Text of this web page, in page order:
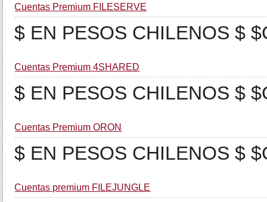
Cuentas Premium FILESERVE
$ EN PESOS CHILENOS $
Cuentas Premium 4SHARED
$ EN PESOS CHILENOS $
Cuentas Premium ORON
$ EN PESOS CHILENOS $
Cuentas premium FILEJUNGLE